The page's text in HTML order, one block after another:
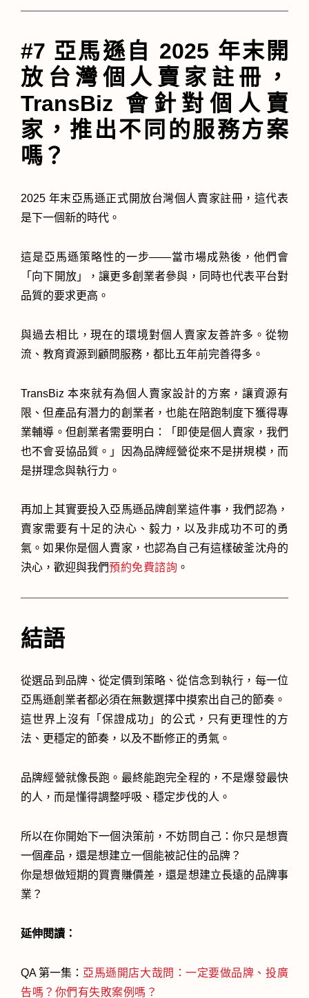
#7 亞馬遜自 2025 年末開
放台灣個人賣家註冊，
TransBiz 會針對個人賣
家，推出不同的服務方案
嗎？
2025 年末亞馬遜正式開放台灣個人賣家註冊，這代表
是下一個新的時代。
這是亞馬遜策略性的一步——當市場成熟後，他們會
「向下開放」，讓更多創業者參與，同時也代表平台對
品質的要求更高。
與過去相比，現在的環境對個人賣家友善許多。從物
流、教育資源到顧問服務，都比五年前完善得多。
TransBiz 本來就有為個人賣家設計的方案，讓資源有
限、但產品有潛力的創業者，也能在陪跑制度下獲得專
業輔導。但創業者需要明白：「即使是個人賣家，我們
也不會妥協品質。」因為品牌經營從來不是拼規模，而
是拼理念與執行力。
再加上其實要投入亞馬遜品牌創業這件事，我們認為，
賣家需要有十足的決心、毅力，以及非成功不可的勇
氣。如果你是個人賣家，也認為自己有這樣破釜沈舟的
決心，歡迎與我們預約免費諮詢 。
結語
從選品到品牌、從定價到策略、從信念到執行，每一位
亞馬遜創業者都必須在無數選擇中摸索出自己的節奏。
這世界上沒有「保證成功」的公式，只有更理性的方
法、更穩定的節奏，以及不斷修正的勇氣。
品牌經營就像長跑。最終能跑完全程的，不是爆發最快
的人，而是懂得調整呼吸、穩定步伐的人。
所以在你開始下一個決策前，不妨問自己：你只是想賣
一個產品，還是想建立一個能被記住的品牌？
你是想做短期的買賣賺價差，還是想建立長遠的品牌事
業？
延伸閱讀：
QA 第一集： 亞馬遜開店大哉問：一定要做品牌、投廣
告嗎？你們有失敗案例嗎？